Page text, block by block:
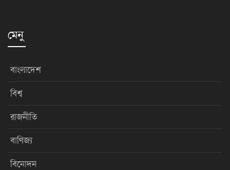
মেনু
বাংলাদেশ
বিশ্ব
রাজনীতি
বাণিজ্য
বিনোদন